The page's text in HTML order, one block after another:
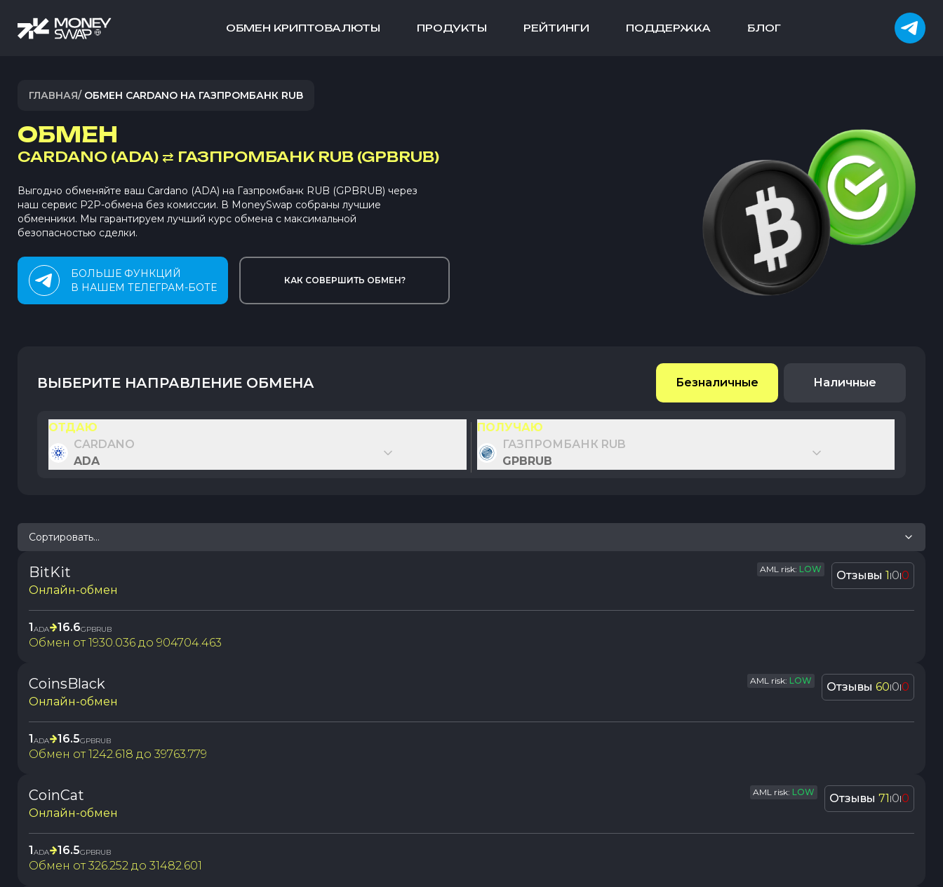
ОБМЕН КРИПТОВАЛЮТЫ ПРОДУКТЫ РЕЙТИНГИ ПОДДЕРЖКА БЛОГ
ГЛАВНАЯ/ ОБМЕН CARDANO НА ГАЗПРОМБАНК RUB
ОБМЕН
CARDANO (ADA) ⇄ ГАЗПРОМБАНК RUB (GPBRUB)
Выгодно обменяйте ваш Cardano (ADA) на Газпромбанк RUB (GPBRUB) через
наш сервис P2P-обмена без комиссии. В MoneySwap собраны лучшие
обменники. Мы гарантируем лучший курс обмена с максимальной
безопасностью сделки.
БОЛЬШЕ ФУНКЦИЙ
В НАШЕМ ТЕЛЕГРАМ-БОТЕ
КАК СОВЕРШИТЬ ОБМЕН?
ВЫБЕРИТЕ НАПРАВЛЕНИЕ ОБМЕНА Безналичные Наличные
ОТДАЮ
CARDANO
ADA
ПОЛУЧАЮ
ГАЗПРОМБАНК RUB
GPBRUB
Сортировать...
BitKit AML risk: LOW
Онлайн-обмен
Отзывы 1 |0|0
1ADA 16.6GPBRUB
Обмен от1930.036 до 904704.463
CoinsBlack AML risk: LOW
Онлайн-обмен
Отзывы 60|0|0
1ADA 16.5GPBRUB
Обмен от1242.618 до 39763.779
CoinCat AML risk: LOW
Онлайн-обмен
Отзывы 71 |0|0
1ADA 16.5GPBRUB
Обмен от326.252 до 31482.601